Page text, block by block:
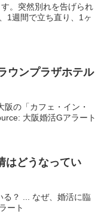
。突然別れを告げられ
1週間で立ち直り、1ヶ
ウンプラザホテル
の「カフェ・イン・
大阪婚活Gアラート
はどうなってい
る？ ... なぜ、婚活に臨
ート